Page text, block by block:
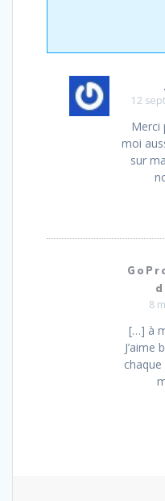
12
Merci
moi
sur
8
[…] à
J’aime